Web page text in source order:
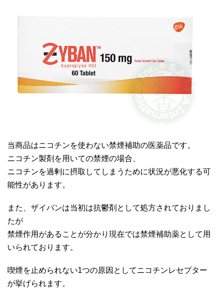
当商品はニコチンを使わない禁煙補助の医薬品です。
ニコチン製剤を用いての禁煙の場合、
ニコチンを過剰に摂取してしまうために状況が悪化する可
能性があります。
また、ザイバンは当初は抗鬱剤として処方されておりまし
たが
禁煙作用があることが分かり現在では禁煙補助薬として用
いられております。
喫煙を止められない1つの原因としてニコチンレセプター
が挙げられます。